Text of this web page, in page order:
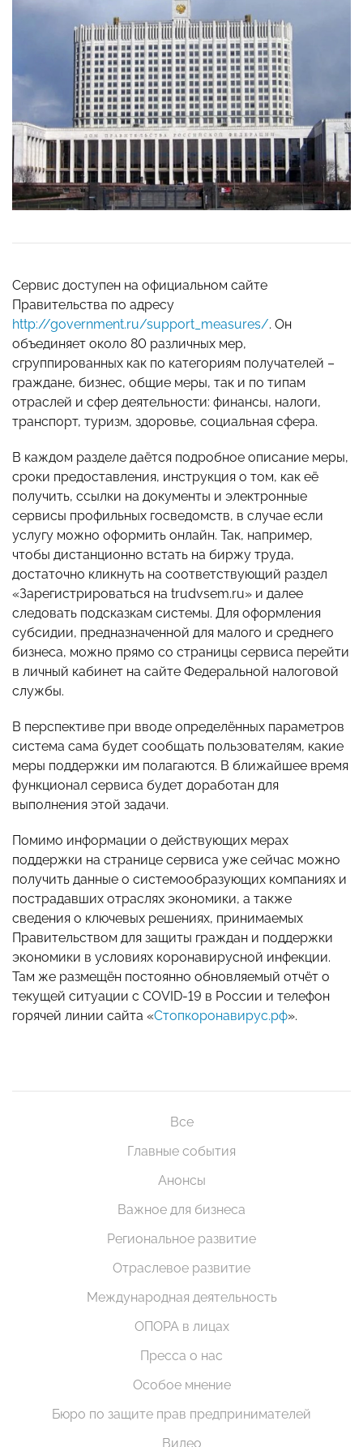
Сервис доступен на официальном сайте
Правительства по адресу
http://government.ru/support_measures/. Он
объединяет около 80 различных мер,
сгруппированных как по категориям получателей –
граждане, бизнес, общие меры, так и по типам
отраслей и сфер деятельности: финансы, налоги,
транспорт, туризм, здоровье, социальная сфера.
В каждом разделе даётся подробное описание меры,
сроки предоставления, инструкция о том, как её
получить, ссылки на документы и электронные
сервисы профильных госведомств, в случае если
услугу можно оформить онлайн. Так, например,
чтобы дистанционно встать на биржу труда,
достаточно кликнуть на соответствующий раздел
«Зарегистрироваться на trudvsem.ru» и далее
следовать подсказкам системы. Для оформления
субсидии, предназначенной для малого и среднего
бизнеса, можно прямо со страницы сервиса перейти
в личный кабинет на сайте Федеральной налоговой
службы.
В перспективе при вводе определённых параметров
система сама будет сообщать пользователям, какие
меры поддержки им полагаются. В ближайшее время
функционал сервиса будет доработан для
выполнения этой задачи.
Помимо информации о действующих мерах
поддержки на странице сервиса уже сейчас можно
получить данные о системообразующих компаниях и
пострадавших отраслях экономики, а также
сведения о ключевых решениях, принимаемых
Правительством для защиты граждан и поддержки
экономики в условиях коронавирусной инфекции.
Там же размещён постоянно обновляемый отчёт о
текущей ситуации с COVID-19 в России и телефон
горячей линии сайта «Стопкоронавирус.рф».
Все
Главные события
Анонсы
Важное для бизнеса
Региональное развитие
Отраслевое развитие
Международная деятельность
ОПОРА в лицах
Пресса о нас
Особое мнение
Бюро по защите прав предпринимателей
Видео